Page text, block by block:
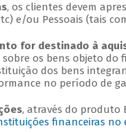
, os clientes devem
e/ou Pessoais (tais
for destinado à
os bens objeto
dos bens
no período de
, através do produto
financeiras no